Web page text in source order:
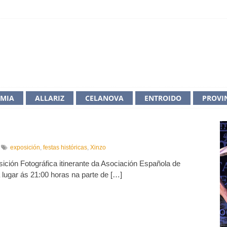
ENTROIDO
CELANOVA
ALLARIZ
exposición festas históricas Xinzo
Fotográfica itinerante da Asociación Española de
ás 21:00 horas na parte de […]